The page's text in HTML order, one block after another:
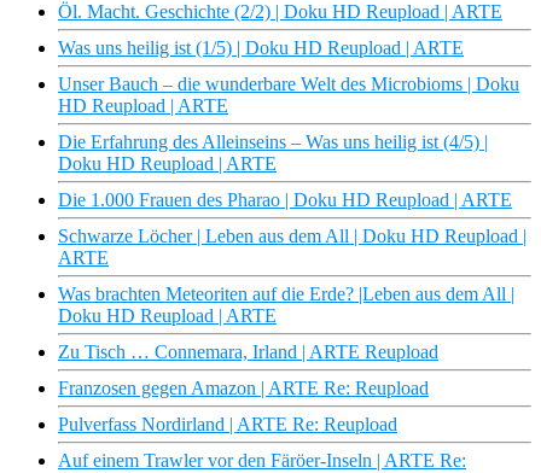
Öl. Macht. Geschichte (2/2) | Doku HD Reupload | ARTE
Was uns heilig ist (1/5) | Doku HD Reupload | ARTE
Unser Bauch – die wunderbare Welt des Microbioms | Doku
HD Reupload | ARTE
Die Erfahrung des Alleinseins – Was uns heilig ist (4/5) |
Doku HD Reupload | ARTE
Die 1.000 Frauen des Pharao | Doku HD Reupload | ARTE
Schwarze Löcher | Leben aus dem All | Doku HD Reupload |
ARTE
Was brachten Meteoriten auf die Erde? |Leben aus dem All |
Doku HD Reupload | ARTE
Zu Tisch … Connemara, Irland | ARTE Reupload
Franzosen gegen Amazon | ARTE Re: Reupload
Pulverfass Nordirland | ARTE Re: Reupload
Auf einem Trawler vor den Färöer-Inseln | ARTE Re: